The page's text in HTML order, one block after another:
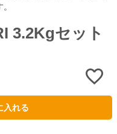
3.2Kgセット
入れる